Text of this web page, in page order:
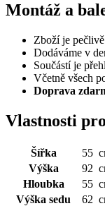
Montáž a
Zboží je
Dodáváme v
Součástí je
Včetně všech
Doprava
Vlastnosti
Šířka
55
Výška
92
Hloubka
55
Výška sedu
62